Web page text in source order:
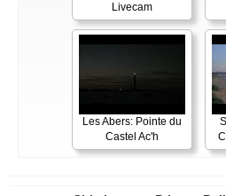
Livecam
Les Abers: Pointe du
Castel Ac'h